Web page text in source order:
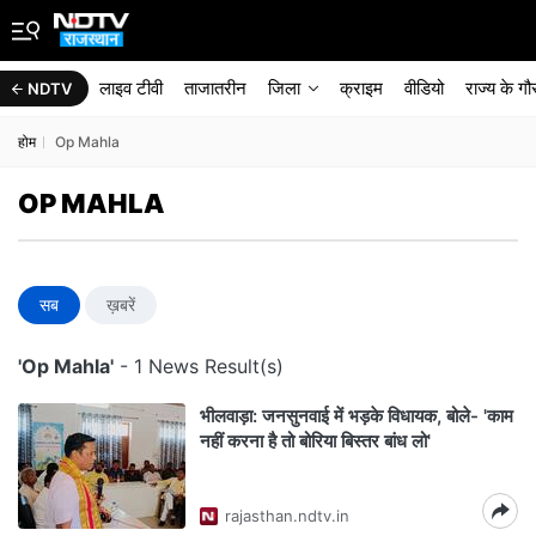
NDTV लाइव टीवी ताजातरीन जिला क्राइम वीडियो राज्‍य के
होम Op Mahla
OP MAHLA
सब ख़बरें
'Op Mahla' - 1 News Result(s)
भीलवाड़ा: जनसुनवाई में भड़के विधायक, बोले- 'काम
नहीं करना है तो बोरिया बिस्तर बांध लो'
rajasthan.ndtv.in